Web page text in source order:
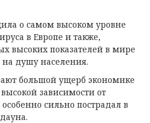
о самом высоком уровне
в Европе и также,
высоких показателей в мире
на душу населения.
большой ущерб экономике
зависимости от
сильно пострадал в